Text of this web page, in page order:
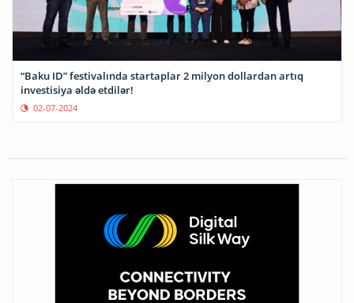
“Baku ID” festivalında startaplar 2 milyon dollardan artıq
investisiya əldə etdilər!
02-07-2024